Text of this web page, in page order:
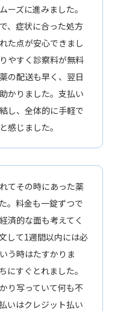
ーズに進みました。
、症状に合った処方
た点が安心できまし
やすく診察料が無料
の配送も早く、翌日
かりました。支払い
し、全体的に手軽で
感じました。
てその時にあった薬
。料金も一錠ずつで
済的な面も考えてく
して1週間以内には必
う時はたすかりま
にすぐとれました。
り写っていて何も不
いはクレジット払い